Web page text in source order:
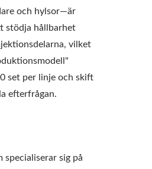
och hylsor—är
stödja hållbarhet
vilket
set per linje och skift
efterfrågan.
specialiserar sig på